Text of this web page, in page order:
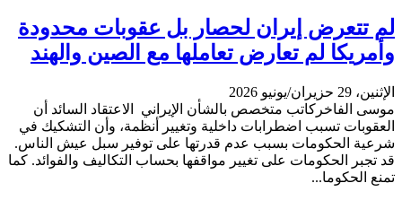
لم تتعرض إيران لحصار بل عقوبات محدودة
وأمريكا لم تعارض تعاملها مع الصين والهند
الإثنين، 29 حزيران/يونيو 2026
موسى الفاخركاتب متخصص بالشأن الإيراني الاعتقاد السائد أن
العقوبات تسبب اضطرابات داخلية وتغيير أنظمة، وأن التشكيك في
شرعية الحكومات بسبب عدم قدرتها على توفير سبل عيش الناس.
قد تجبر الحكومات على تغيير مواقفها بحساب التكاليف والفوائد. كما
تمنع الحكوما...